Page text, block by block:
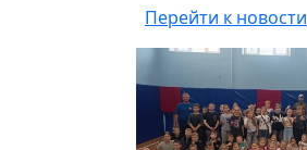
Перейти к новости